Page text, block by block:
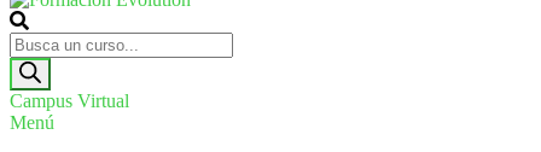
Formacion Evolution
Cursos de formación continua
Campus Virtual
Menú